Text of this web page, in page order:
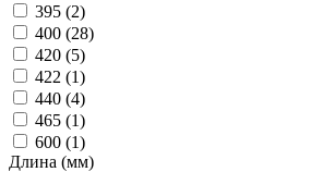
395 (2)
400 (28)
420 (5)
422 (1)
440 (4)
465 (1)
600 (1)
Длина (мм)